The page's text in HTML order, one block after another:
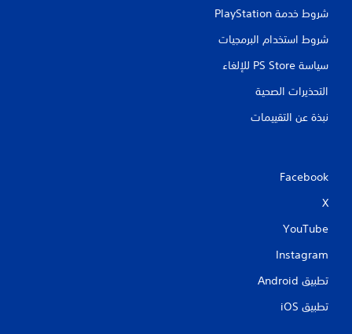
شروط خدمة PlayStation‏
شروط استخدام البرمجيات
سياسة PS Store للإلغاء
التحذيرات الصحية
نبذة عن التقييمات
Facebook
X
YouTube
Instagram
تطبيق Android‏
تطبيق iOS‏